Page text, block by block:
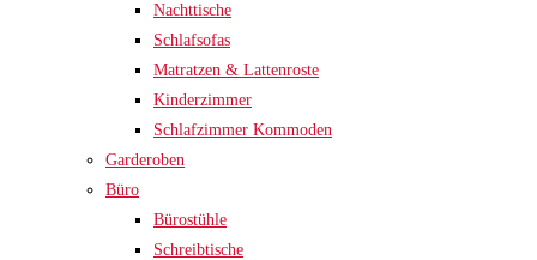
Nachttische
Schlafsofas
Matratzen & Lattenroste
Kinderzimmer
Schlafzimmer Kommoden
Garderoben
Büro
Bürostühle
Schreibtische